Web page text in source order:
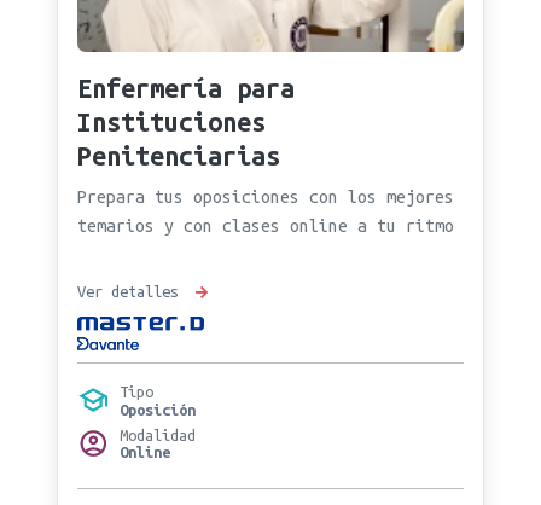
Enfermería para
Instituciones
Penitenciarias
Prepara tus oposiciones con los mejores
temarios y con clases online a tu ritmo
Ver detalles
Tipo
Oposición
Modalidad
Online